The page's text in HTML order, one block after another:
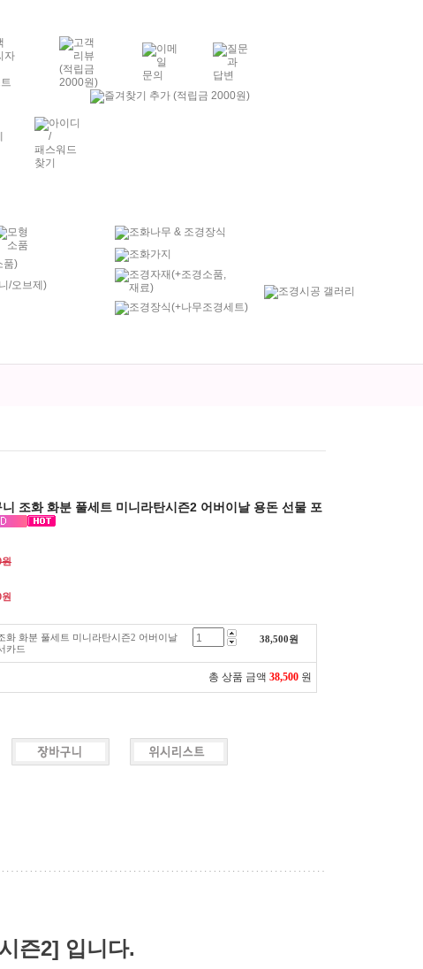
조화 화분 풀세트 미니라탄시즌2 어버이날 용돈 선물 포
원
원
화 화분 풀세트 미니라탄시즌2 어버이날
카드
38,500원
총 상품 금액 38,500 원
즌2] 입니다.